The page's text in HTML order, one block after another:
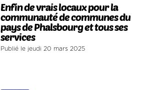
Enfin de vrais locaux pour la
communauté de communes du
pays de Phalsbourg et tous ses
services
Publié le jeudi 20 mars 2025